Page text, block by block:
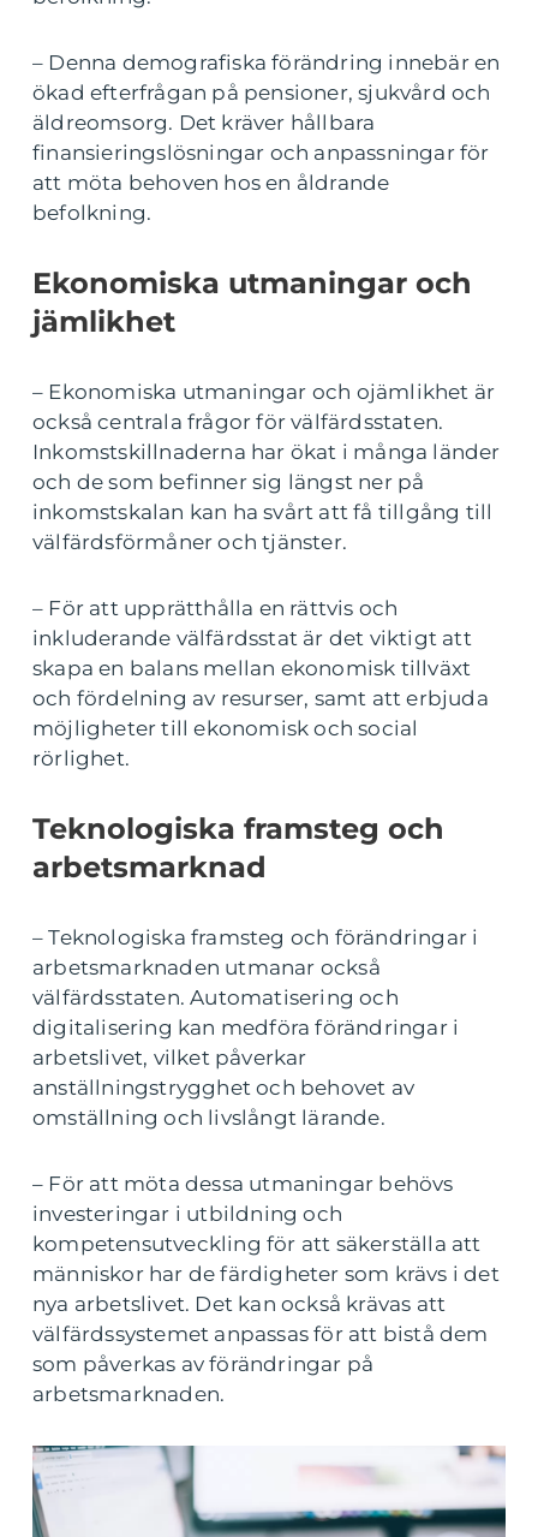
– Denna demografiska förändring innebär en
ökad efterfrågan på pensioner, sjukvård och
äldreomsorg. Det kräver hållbara
finansieringslösningar och anpassningar för
att möta behoven hos en åldrande
befolkning.
Ekonomiska utmaningar och
jämlikhet
– Ekonomiska utmaningar och ojämlikhet är
också centrala frågor för välfärdsstaten.
Inkomstskillnaderna har ökat i många länder
och de som befinner sig längst ner på
inkomstskalan kan ha svårt att få tillgång till
välfärdsförmåner och tjänster.
– För att upprätthålla en rättvis och
inkluderande välfärdsstat är det viktigt att
skapa en balans mellan ekonomisk tillväxt
och fördelning av resurser, samt att erbjuda
möjligheter till ekonomisk och social
rörlighet.
Teknologiska framsteg och
arbetsmarknad
– Teknologiska framsteg och förändringar i
arbetsmarknaden utmanar också
välfärdsstaten. Automatisering och
digitalisering kan medföra förändringar i
arbetslivet, vilket påverkar
anställningstrygghet och behovet av
omställning och livslångt lärande.
– För att möta dessa utmaningar behövs
investeringar i utbildning och
kompetensutveckling för att säkerställa att
människor har de färdigheter som krävs i det
nya arbetslivet. Det kan också krävas att
välfärdssystemet anpassas för att bistå dem
som påverkas av förändringar på
arbetsmarknaden.